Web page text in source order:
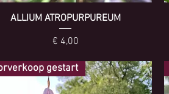
ALLIUM ATROPURPUREUM
Prijs
€ 4,00
gestart